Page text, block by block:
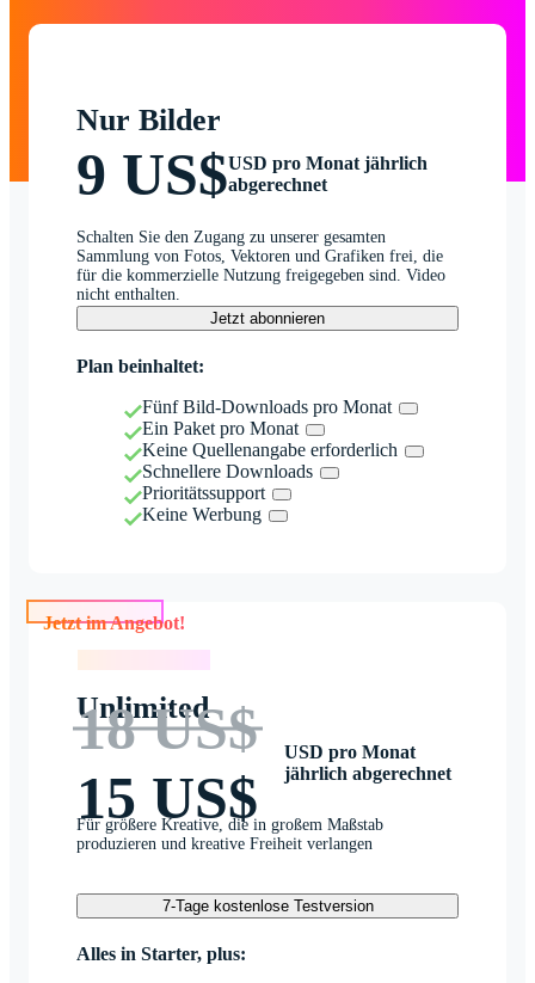
Nur Bilder
9 US$USD pro Monat jährlich
abgerechnet
Schalten Sie den Zugang zu unserer gesamten
Sammlung von Fotos, Vektoren und Grafiken frei, die
für die kommerzielle Nutzung freigegeben sind. Video
nicht enthalten.
Jetzt abonnieren
Plan beinhaltet:
Fünf Bild-Downloads pro Monat
Ein Paket pro Monat
Keine Quellenangabe erforderlich
Schnellere Downloads
Prioritätssupport
Keine Werbung
Jetzt im Angebot!
Unlimited
18 US$
15 US$
USD pro Monat
jährlich abgerechnet
Für größere Kreative, die in großem Maßstab
produzieren und kreative Freiheit verlangen
7-Tage kostenlose Testversion
Alles in Starter, plus: